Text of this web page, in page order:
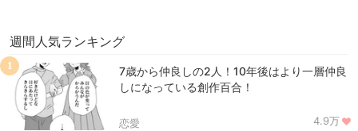
週間人気ランキング
7歳から仲良しの2人！10年後はより一層仲良
しになっている創作百合！
恋愛 4.9万
1